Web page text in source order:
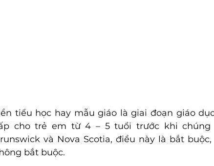
tiểu học hay mẫu giáo là giai đoạn giáo
cho trẻ em từ 4 – 5 tuổi trước khi
và Nova Scotia, điều này là bắt
bắt buộc.